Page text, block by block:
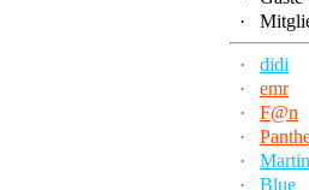
·
·
didi
·
emr
·
F@n
·
·
·
Blue